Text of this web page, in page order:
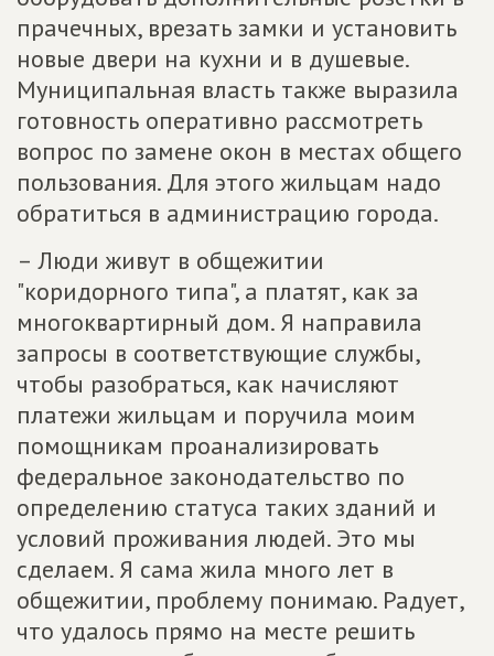
прачечных, врезать замки и установить
новые двери на кухни и в душевые.
Муниципальная власть также выразила
готовность оперативно рассмотреть
вопрос по замене окон в местах общего
пользования. Для этого жильцам надо
обратиться в администрацию города.
– Люди живут в общежитии
"коридорного типа", а платят, как за
многоквартирный дом. Я направила
запросы в соответствующие службы,
чтобы разобраться, как начисляют
платежи жильцам и поручила моим
помощникам проанализировать
федеральное законодательство по
определению статуса таких зданий и
условий проживания людей. Это мы
сделаем. Я сама жила много лет в
общежитии, проблему понимаю. Радует,
что удалось прямо на месте решить